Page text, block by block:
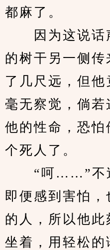
都麻了。
因为这说话
的树干另一侧
了几尺远，但
毫无察觉，倘若
他的性命，恐怕
个死人了。
“呵……”不过
即便感到害怕
的人，所以他
坐着，用轻松的